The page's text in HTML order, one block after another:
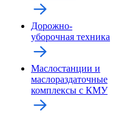
Дорожно-
уборочная техника
Маслостанции и
маслораздаточные
комплексы с КМУ